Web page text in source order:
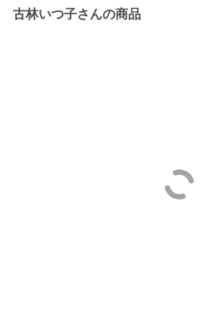
古林いつ子さんの商品